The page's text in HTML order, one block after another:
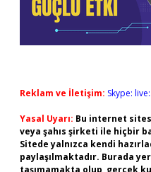
Reklam ve İletişim: Skype:
Yasal Uyarı: Bu internet
veya şahıs şirketi ile hiçbir
Sitede yalnızca kendi
paylaşılmaktadır. Burada
taşımamakta olup, gerçek